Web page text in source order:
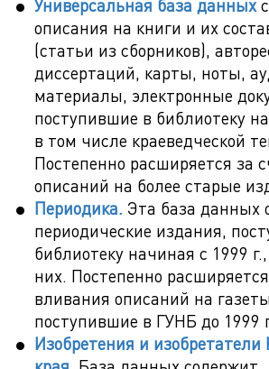
Универсальная база данных
описания на книги и их
(статьи из сборников),
диссертаций, карты, ноты,
материалы, электронные
поступившие в библиотеку
в том числе краеведческой
Постепенно расширяется за
описаний на более старые
Периодика. Эта база данных
периодические издания,
библиотеку начиная с 1999
них. Постепенно
вливания описаний на
поступившие в ГУНБ до 1999
Изобретения и изобретатели